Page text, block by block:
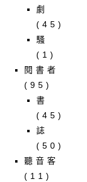
劇
(45)
騷
(1)
閱書者
(95)
書
(45)
誌
(50)
聽音客
(11)